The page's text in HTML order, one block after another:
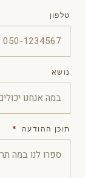
טלפון
נושא
תוכן ההודעה *